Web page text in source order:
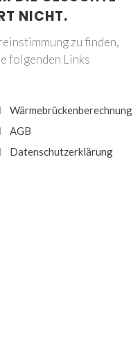
NICHT.
zu finden,
folgenden Links
Wärmebrückenberechnung
AGB
Datenschutzerklärung